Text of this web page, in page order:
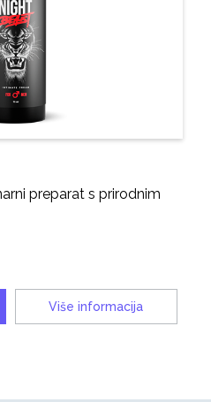
preparat s prirodnim
Više informacija